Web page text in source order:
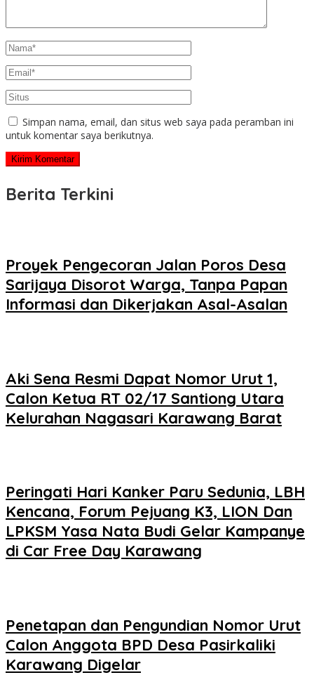
Simpan nama, email, dan situs web saya pada peramban ini
untuk komentar saya berikutnya.
Berita Terkini
Proyek Pengecoran Jalan Poros Desa
Sarijaya Disorot Warga, Tanpa Papan
Informasi dan Dikerjakan Asal-Asalan
Aki Sena Resmi Dapat Nomor Urut 1,
Calon Ketua RT 02/17 Santiong Utara
Kelurahan Nagasari Karawang Barat
Peringati Hari Kanker Paru Sedunia, LBH
Kencana, Forum Pejuang K3, LION Dan
LPKSM Yasa Nata Budi Gelar Kampanye
di Car Free Day Karawang
Penetapan dan Pengundian Nomor Urut
Calon Anggota BPD Desa Pasirkaliki
Karawang Digelar